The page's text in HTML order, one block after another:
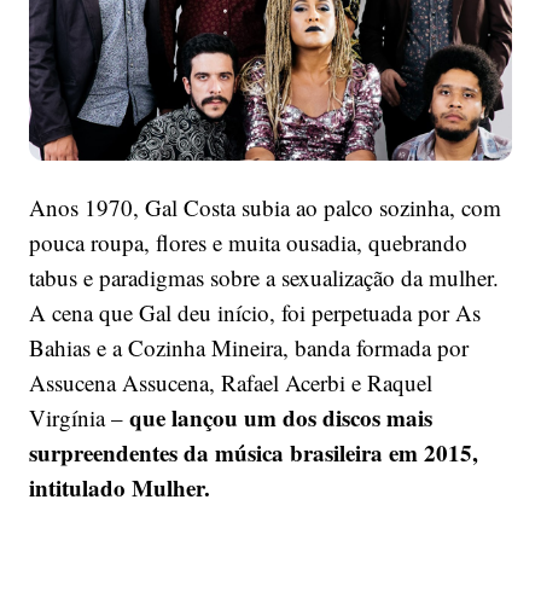
Cozinha
Mineira
Anos 1970, Gal Costa subia ao palco sozinha, com
pouca roupa, flores e muita ousadia, quebrando
tabus e paradigmas sobre a sexualização da mulher.
A cena que Gal deu início, foi perpetuada por As
Bahias e a Cozinha Mineira, banda formada por
Assucena Assucena, Rafael Acerbi e Raquel
Virgínia – que lançou um dos discos mais
surpreendentes da música brasileira em 2015,
intitulado Mulher.